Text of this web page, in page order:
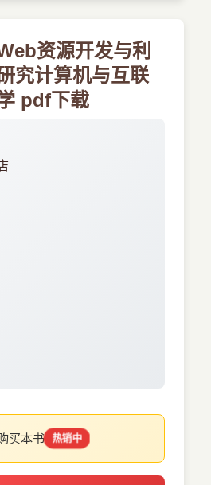
资源开发与利
究计算机与互联
pdf下载
买本书 热销中